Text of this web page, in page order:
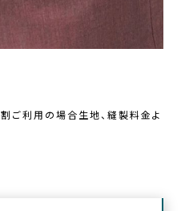
利用の場合生地、縫製料金よ